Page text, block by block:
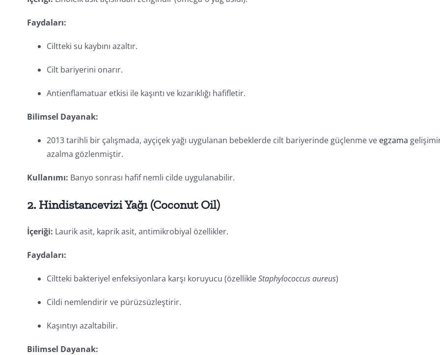
Faydaları:
Ciltteki su kaybını azaltır.
Cilt bariyerini onarır.
Antienflamatuar etkisi ile kaşıntı ve kızarıklığı hafifletir.
Bilimsel Dayanak:
2013 tarihli bir çalışmada, ayçiçek yağı uygulanan bebeklerde cilt bariyerinde güçlenme ve egzama
azalma gözlenmiştir.
Kullanımı: Banyo sonrası hafif nemli cilde uygulanabilir.
2. Hindistancevizi Yağı (Coconut Oil)
İçeriği: Laurik asit, kaprik asit, antimikrobiyal özellikler.
Faydaları:
Ciltteki bakteriyel enfeksiyonlara karşı koruyucu (özellikleStaphylococcus aureus)
Cildi nemlendirir ve pürüzsüzleştirir.
Kaşıntıyı azaltabilir.
Bilimsel Dayanak: